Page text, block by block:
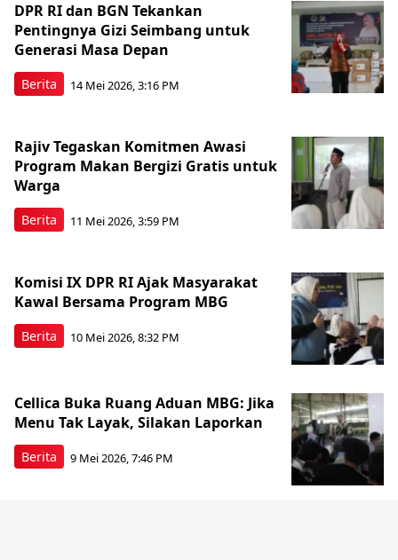
Berita
DPR RI dan BGN Tekankan
Pentingnya Gizi Seimbang untuk
Generasi Masa Depan
14 Mei 2026, 3:16 PM
Berita
Rajiv Tegaskan Komitmen Awasi
Program Makan Bergizi Gratis untuk
Warga
11 Mei 2026, 3:59 PM
Berita
Komisi IX DPR RI Ajak Masyarakat
Kawal Bersama Program MBG
10 Mei 2026, 8:32 PM
Berita
Cellica Buka Ruang Aduan MBG: Jika
Menu Tak Layak, Silakan Laporkan
9 Mei 2026, 7:46 PM